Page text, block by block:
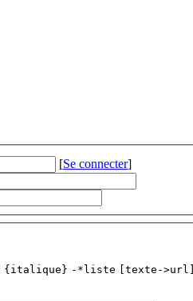
[Se connecter]
{italique} -*liste [texte->url]